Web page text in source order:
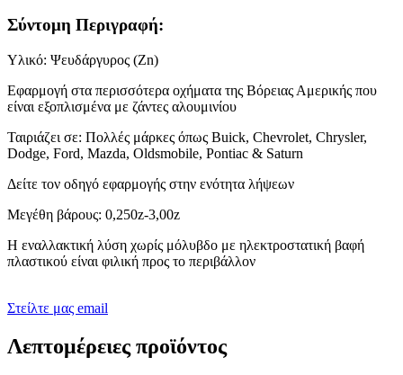
Σύντομη Περιγραφή:
Υλικό: Ψευδάργυρος (Zn)
Εφαρμογή στα περισσότερα οχήματα της Βόρειας Αμερικής που
είναι εξοπλισμένα με ζάντες αλουμινίου
Ταιριάζει σε: Πολλές μάρκες όπως Buick, Chevrolet, Chrysler,
Dodge, Ford, Mazda, Oldsmobile, Pontiac & Saturn
Δείτε τον οδηγό εφαρμογής στην ενότητα λήψεων
Μεγέθη βάρους: 0,250z-3,00z
Η εναλλακτική λύση χωρίς μόλυβδο με ηλεκτροστατική βαφή
πλαστικού είναι φιλική προς το περιβάλλον
Στείλτε μας email
Λεπτομέρειες προϊόντος